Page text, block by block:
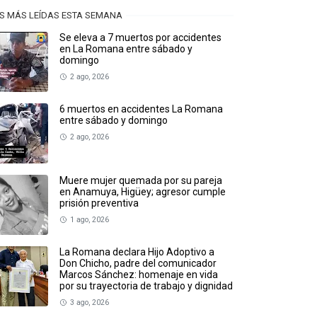
MÁS LEÍDAS ESTA SEMANA
Se eleva a 7 muertos por accidentes
en La Romana entre sábado y
domingo
2 ago, 2026
6 muertos en accidentes La Romana
entre sábado y domingo
2 ago, 2026
Muere mujer quemada por su pareja
en Anamuya, Higüey; agresor cumple
prisión preventiva
1 ago, 2026
La Romana declara Hijo Adoptivo a
Don Chicho, padre del comunicador
Marcos Sánchez: homenaje en vida
por su trayectoria de trabajo y dignidad
3 ago, 2026